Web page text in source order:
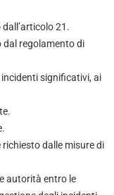
21.
dal regolamento di
significativi, ai
dalle misure di
autorità entro le